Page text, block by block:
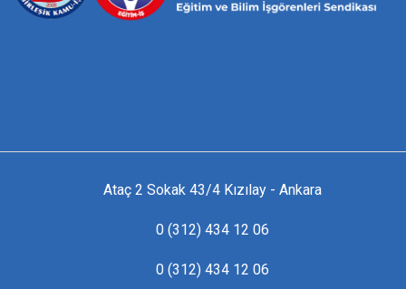
Ataç 2 Sokak 43/4 Kızılay - Ankara
0 (312) 434 12 06
0 (312) 434 12 06